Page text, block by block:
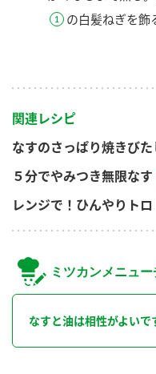
の白髪ねぎを飾
関連レシピ
なすのさっぱり焼きびた
５分でやみつき無限なす
レンジで！ひんやりト
ミツカンメニュ
なすと油は相性がよいで